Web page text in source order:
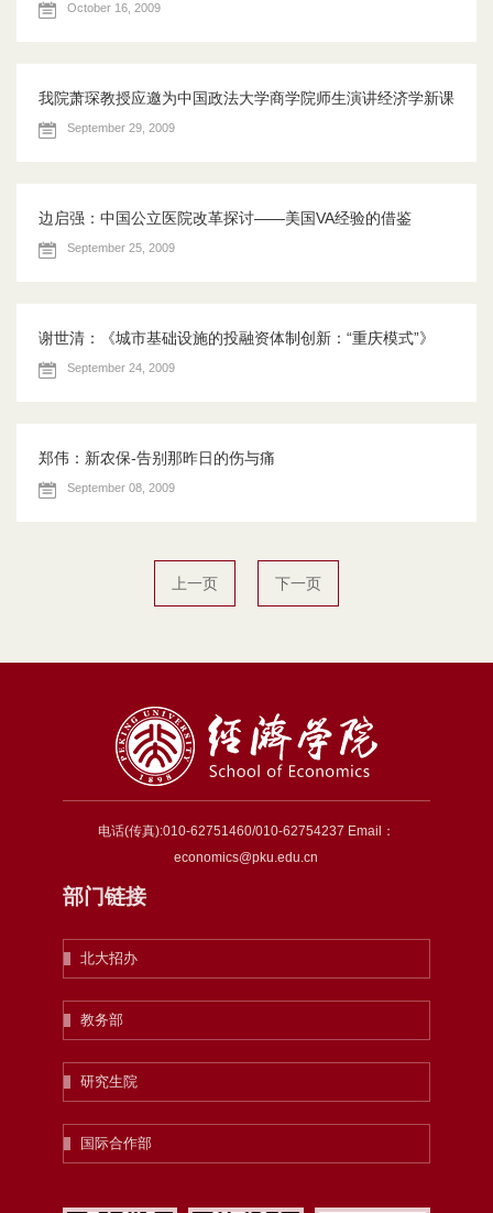
October 16, 2009
我院萧琛教授应邀为中国政法大学商学院师生演讲经济学新课
题
September 29, 2009
边启强：中国公立医院改革探讨——美国VA经验的借鉴
September 25, 2009
谢世清：《城市基础设施的投融资体制创新：“重庆模式”》
September 24, 2009
郑伟：新农保-告别那昨日的伤与痛
September 08, 2009
上一页 下一页
电话(传真):010-62751460/010-62754237 Email：
economics@pku.edu.cn
部门链接
北大招办
教务部
研究生院
国际合作部